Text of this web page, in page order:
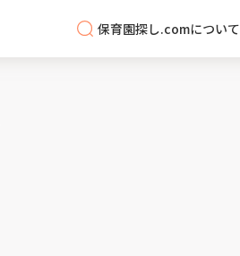
保育園探し.comについて